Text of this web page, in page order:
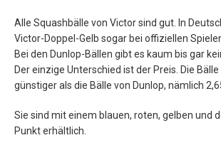
Alle Squashbälle von Victor sind gut. In
Victor-Doppel-Gelb sogar bei offiziellen
Bei den Dunlop-Bällen gibt es kaum bis gar
Der einzige Unterschied ist der Preis. Die
günstiger als die Bälle von Dunlop, nämlich
Sie sind mit einem blauen, roten, gelben und
Punkt erhältlich.